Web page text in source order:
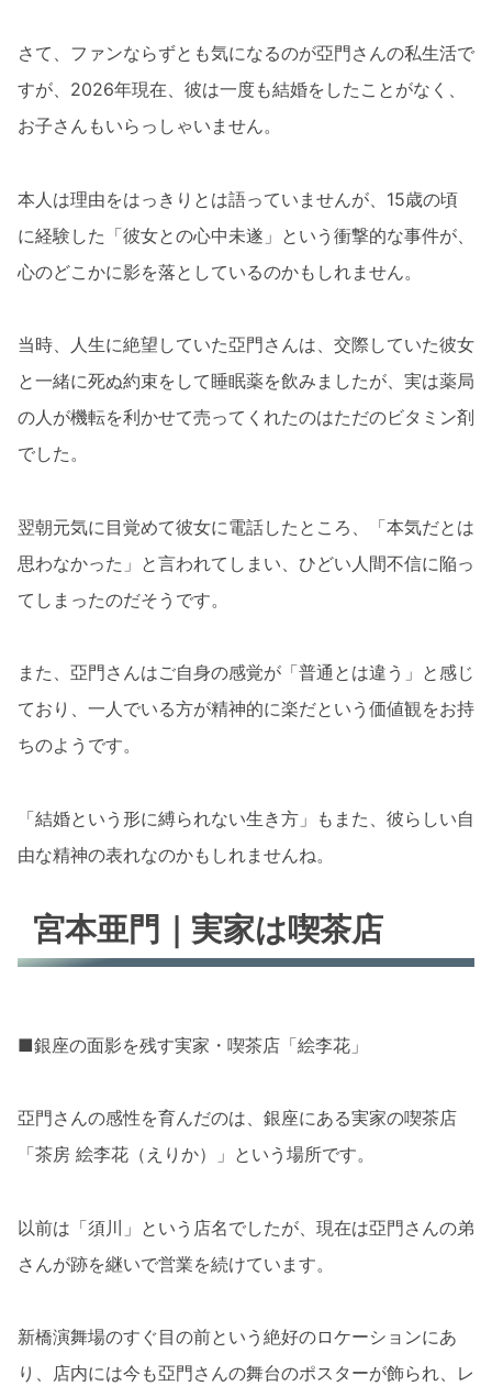
さて、ファンならずとも気になるのが亞門さんの私生活で
すが、2026年現在、彼は一度も結婚をしたことがなく、
お子さんもいらっしゃいません。
本人は理由をはっきりとは語っていませんが、15歳の頃
に経験した「彼女との心中未遂」という衝撃的な事件が、
心のどこかに影を落としているのかもしれません。
当時、人生に絶望していた亞門さんは、交際していた彼女
と一緒に死ぬ約束をして睡眠薬を飲みましたが、実は薬局
の人が機転を利かせて売ってくれたのはただのビタミン剤
でした。
翌朝元気に目覚めて彼女に電話したところ、「本気だとは
思わなかった」と言われてしまい、ひどい人間不信に陥っ
てしまったのだそうです。
また、亞門さんはご自身の感覚が「普通とは違う」と感じ
ており、一人でいる方が精神的に楽だという価値観をお持
ちのようです。
「結婚という形に縛られない生き方」もまた、彼らしい自
由な精神の表れなのかもしれませんね。
宮本亜門｜実家は喫茶店
■銀座の面影を残す実家・喫茶店「絵李花」
亞門さんの感性を育んだのは、銀座にある実家の喫茶店
「茶房 絵李花（えりか）」という場所です。
以前は「須川」という店名でしたが、現在は亞門さんの弟
さんが跡を継いで営業を続けています。
新橋演舞場のすぐ目の前という絶好のロケーションにあ
り、店内には今も亞門さんの舞台のポスターが飾られ、レ